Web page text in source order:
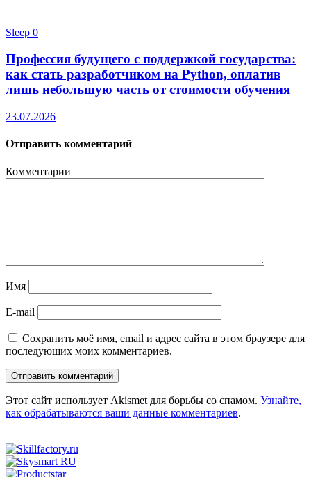
Sleep 0
Профессия будущего с поддержкой государства:
как стать разработчиком на Python, оплатив
лишь небольшую часть от стоимости обучения
23.07.2026
Отправить комментарий
Комментарии
Имя
E-mail
Сохранить моё имя, email и адрес сайта в этом браузере для
последующих моих комментариев.
Этот сайт использует Akismet для борьбы со спамом. Узнайте,
как обрабатываются ваши данные комментариев.